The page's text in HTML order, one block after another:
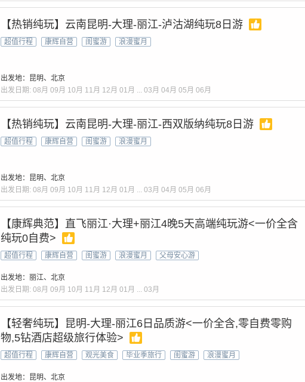
【热销纯玩】云南昆明-大理-丽江-泸沽湖纯玩8日游
超值行程 康辉自营 闺蜜游 浪漫蜜月
出发地：昆明、北京
出发日期: 08月 09月 10月 11月 12月 01月 ... 03月 04月 05月 06月
【热销纯玩】云南昆明-大理-丽江-西双版纳纯玩8日游
超值行程 康辉自营 闺蜜游 浪漫蜜月
出发地：昆明、北京
出发日期: 08月 09月 10月 11月 12月 01月 ... 03月 04月 05月 06月
【康辉典范】直飞丽江·大理+丽江4晚5天高端纯玩游<一价全含
纯玩0自费>
超值行程 康辉自营 闺蜜游 浪漫蜜月 父母安心游
出发地：丽江、北京
出发日期: 08月 09月 10月 11月 12月 01月 ... 03月
【轻奢纯玩】昆明-大理-丽江6日品质游<一价全含,零自费零购
物,5钻酒店超级旅行体验>
超值行程 康辉自营 观光美食 毕业季旅行 闺蜜游 浪漫蜜月
出发地：昆明、北京